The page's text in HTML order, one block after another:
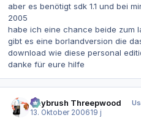
aber es benötigt sdk 1.1 und bei
2005
habe ich eine chance beide zum
gibt es eine borlandversion die
download wie diese personal
danke für eure hilfe
Guybrush Threepwood
13. Oktober 200619 j